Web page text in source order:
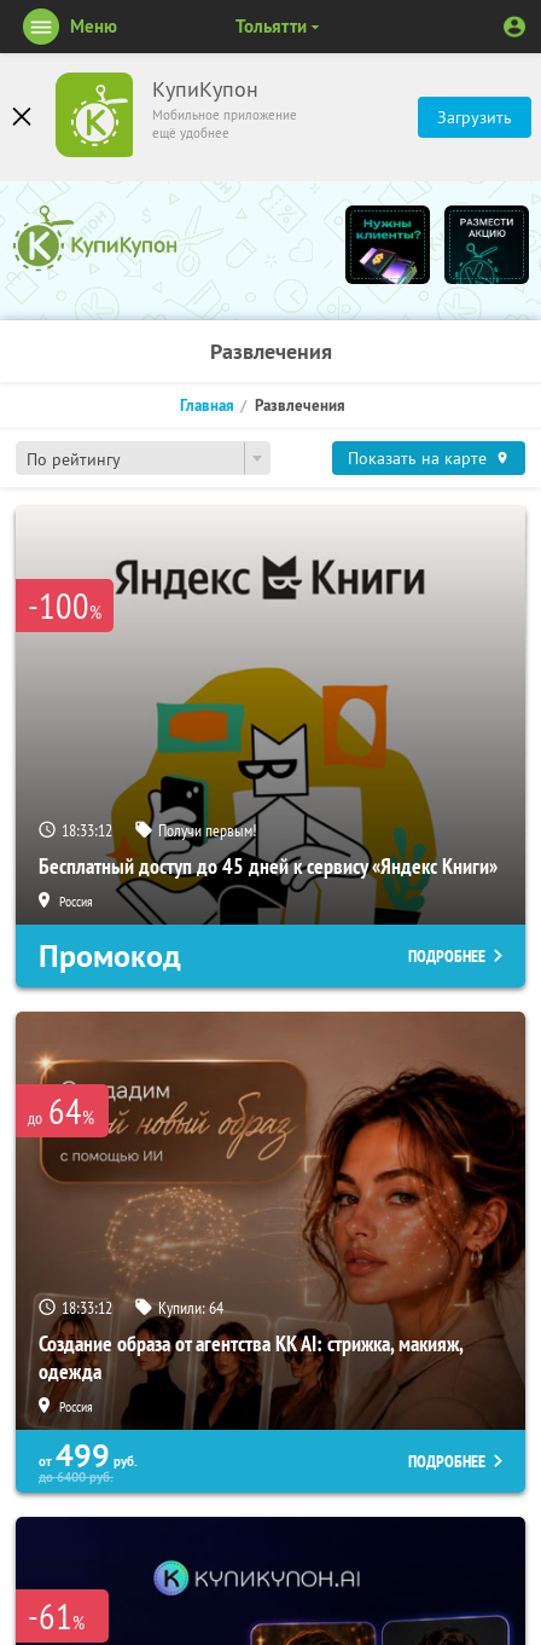
КупиКупон
Мобильное приложение
ещё удобнее
Загрузить
Меню Тольятти
Развлечения
По рейтингу
Главная Развлечения
Показать на карте
-100%
18:33:10 Получи первым!
Бесплатный доступ до 45 дней к сервису «Яндекс Книги»
Россия
Промокод ПОДРОБНЕЕ
до 64%
18:33:10 Купили:64
Создание образа от агентства KK AI: стрижка, макияж,
одежда
Россия
от 499 руб.
до6400руб.
ПОДРОБНЕЕ
-61%